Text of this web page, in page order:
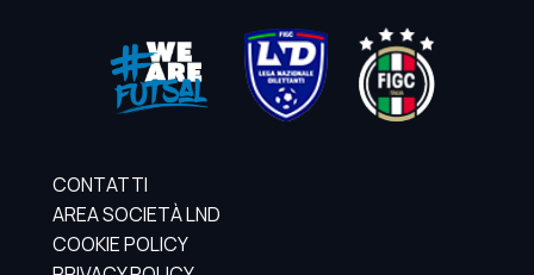
CONTATTI
AREA SOCIETÀ LND
COOKIE POLICY